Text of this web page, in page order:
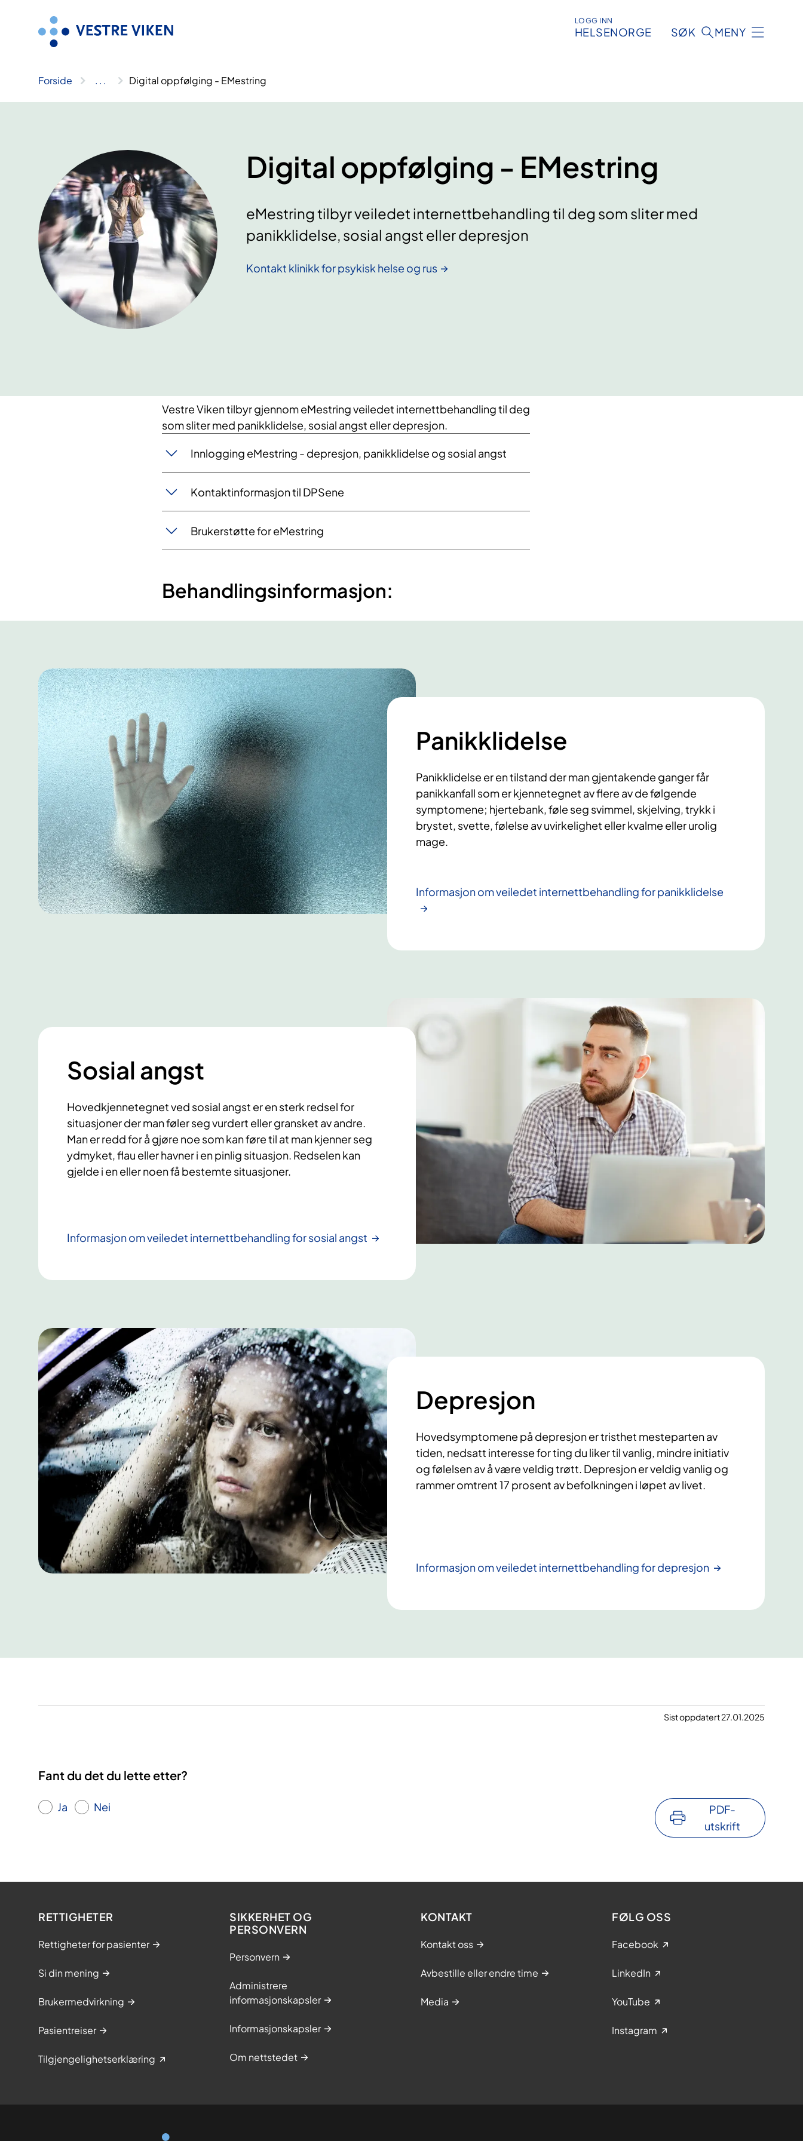
LOGG INN
HELSENORGE SØK MENY
Forside .. . Digital oppfølging - EMestring
Digital oppfølging - EMestring
eMestring tilbyr veiledet internettbehandling til deg som sliter med
panikklidelse, sosial angst eller depresjon
Kontakt klinikk for psykisk helse og rus
Vestre Viken tilbyr gjennom eMestring veiledet internettbehandling til deg
som sliter med panikklidelse, sosial angst eller depresjon.
Innlogging eMestring - depresjon, panikklidelse og sosial angst
Kontaktinformasjon til DPSene
Brukerstøtte for eMestring
Behandlingsinformasjon:
Panikklidelse
Panikklidelse er en tilstand der man gjentakende ganger får
panikkanfall som er kjennetegnet av flere av de følgende
symptomene; hjertebank, føle seg svimmel, skjelving, trykk i
brystet, svette, følelse av uvirkelighet eller kvalme eller urolig
mage.
Informasjon om veiledet internettbehandling for panikklidelse
Sosial angst
Hovedkjennetegnet ved sosial angst er en sterk redsel for
situasjoner der man føler seg vurdert eller gransket av andre.
Man er redd for å gjøre noe som kan føre til at man kjenner seg
ydmyket, flau eller havner i en pinlig situasjon. Redselen kan
gjelde i en eller noen få bestemte situasjoner.
Informasjon om veiledet internettbehandling for sosial angst
Depresjon
Hovedsymptomene på depresjon er tristhet mesteparten av
tiden, nedsatt interesse for ting du liker til vanlig, mindre initiativ
og følelsen av å være veldig trøtt. Depresjon er veldig vanlig og
rammer omtrent 17 prosent av befolkningen i løpet av livet.
Informasjon om veiledet internettbehandling for depresjon
Sist oppdatert 27.01.2025
Fant du det du lette etter?
Ja Nei
PDF-
utskrift
RETTIGHETER
Rettigheter for pasienter
Si din mening
Brukermedvirkning
Pasientreiser
Tilgjengelighetserklæring
SIKKERHET OG
PERSONVERN
Personvern
Administrere
informasjonskapsler
Informasjonskapsler
Om nettstedet
KONTAKT
Kontakt oss
Avbestille eller endre time
Media
FØLG OSS
Facebook
LinkedIn
YouTube
Instagram